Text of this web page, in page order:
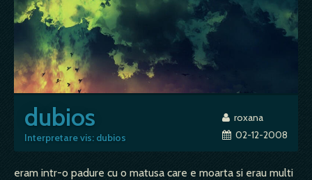
dubios
Interpretare vis: dubios
roxana
02-12-2008
eram intr-o padure cu o matusa care e moarta si erau multi